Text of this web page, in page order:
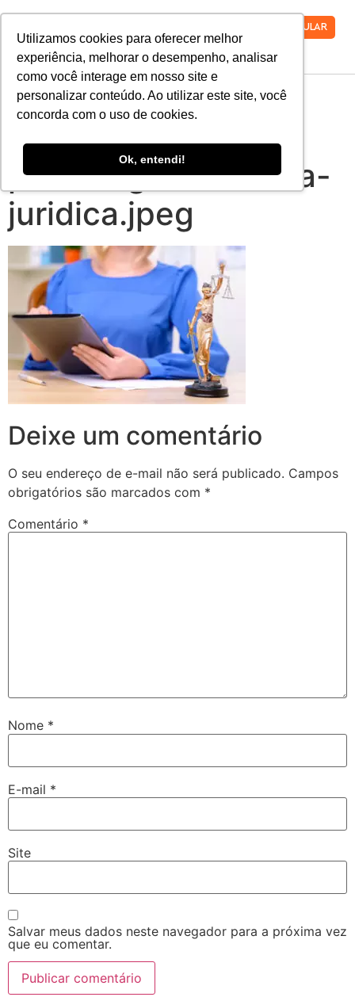
Utilizamos cookies para oferecer melhor
experiência, melhorar o desempenho, analisar
como você interage em nosso site e
personalizar conteúdo. Ao utilizar este site, você
concorda com o uso de cookies.
Ok, entendi!
VESTIBULAR
9-sinais-de-que-
voce-tem-perfil-
para-seguir-carreira-
juridica.jpeg
Deixe um comentário
O seu endereço de e-mail não será publicado. Campos
obrigatórios são marcados com *
Comentário *
Nome *
E-mail *
Site
Salvar meus dados neste navegador para a próxima vez
que eu comentar.